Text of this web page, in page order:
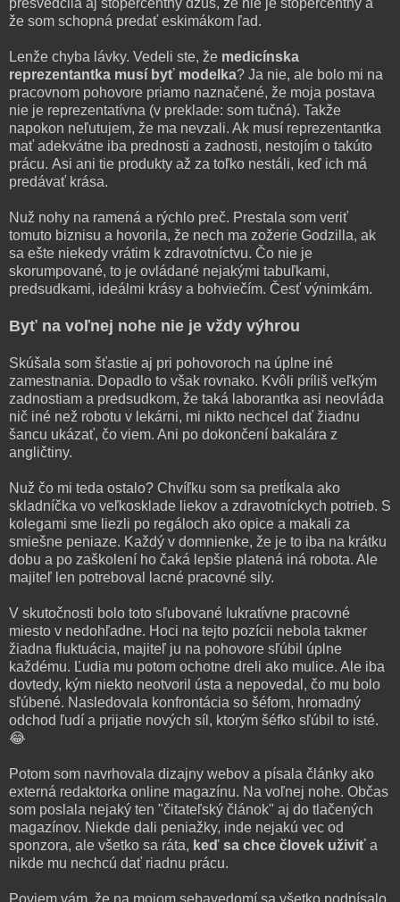
že som schopná predať eskimákom ľad.
Lenže chyba lávky. Vedeli ste, že medicínska
reprezentantka musí byť modelka? Ja nie, ale bolo mi na
pracovnom pohovore priamo naznačené, že moja postava
nie je reprezentatívna (v preklade: som tučná). Takže
napokon neľutujem, že ma nevzali. Ak musí reprezentantka
mať adekvátne iba prednosti a zadnosti, nestojím o takúto
prácu. Asi ani tie produkty až za toľko nestáli, keď ich má
predávať krása.
Nuž nohy na ramená a rýchlo preč. Prestala som veriť
tomuto biznisu a hovorila, že nech ma zožerie Godzilla, ak
sa ešte niekedy vrátim k zdravotníctvu. Čo nie je
skorumpované, to je ovládané nejakými tabuľkami,
predsudkami, ideálmi krásy a bohviečím. Česť výnimkám.
Byť na voľnej nohe nie je vždy výhrou
Skúšala som šťastie aj pri pohovoroch na úplne iné
zamestnania. Dopadlo to však rovnako. Kvôli príliš veľkým
zadnostiam a predsudkom, že taká laborantka asi neovláda
nič iné než robotu v lekárni, mi nikto nechcel dať žiadnu
šancu ukázať, čo viem. Ani po dokončení bakalára z
angličtiny.
Nuž čo mi teda ostalo? Chvíľku som sa pretĺkala ako
skladníčka vo veľkosklade liekov a zdravotníckych potrieb. S
kolegami sme liezli po regáloch ako opice a makali za
smiešne peniaze. Každý v domnienke, že je to iba na krátku
dobu a po zaškolení ho čaká lepšie platená iná robota. Ale
majiteľ len potreboval lacné pracovné sily.
V skutočnosti bolo toto sľubované lukratívne pracovné
miesto v nedohľadne. Hoci na tejto pozícii nebola takmer
žiadna fluktuácia, majiteľ ju na pohovore sľúbil úplne
každému. Ľudia mu potom ochotne dreli ako mulice. Ale iba
dovtedy, kým niekto neotvoril ústa a nepovedal, čo mu bolo
sľúbené. Nasledovala konfrontácia so šéfom, hromadný
odchod ľudí a prijatie nových síl, ktorým šéfko sľúbil to isté.
😂
Potom som navrhovala dizajny webov a písala články ako
externá redaktorka online magazínu. Na voľnej nohe. Občas
som poslala nejaký ten "čitateľský článok" aj do tlačených
magazínov. Niekde dali peniažky, inde nejakú vec od
sponzora, ale všetko sa ráta, keď sa chce človek uživiť a
nikde mu nechcú dať riadnu prácu.
Poviem vám, že na mojom sebavedomí sa všetko podpísalo